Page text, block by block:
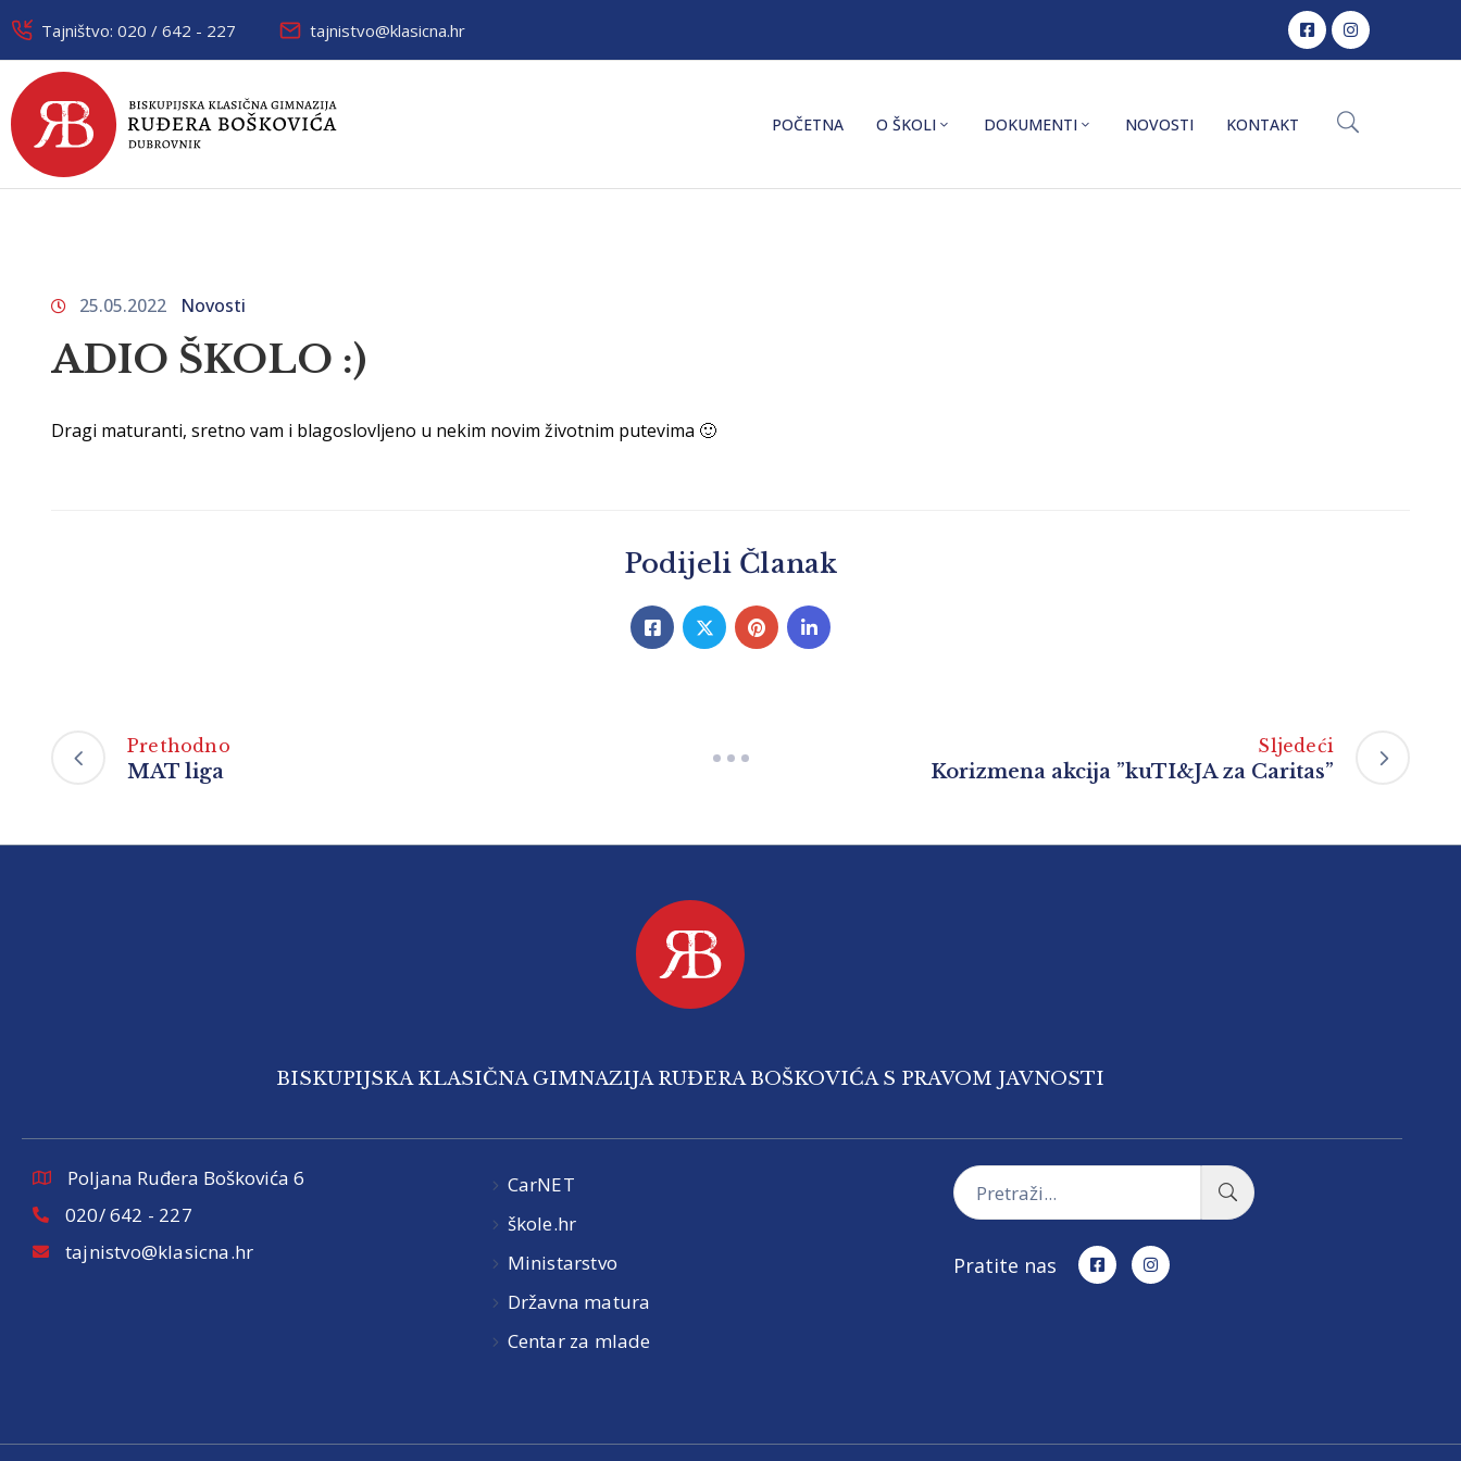
Tajništvo: 020 / 642 - 227 tajnistvo@klasicna.hr
POČETNA O ŠKOLI DOKUMENTI NOVOSTI KONTAKT
25.05.2022 Novosti
ADIO ŠKOLO :)
Dragi maturanti, sretno vam i blagoslovljeno u nekim novim životnim putevima 🙂
Podijeli Članak
Prethodno
MAT liga
Sljedeći
Korizmena akcija ”kuTI&JA za Caritas”
BISKUPIJSKA KLASIČNA GIMNAZIJA RUĐERA BOŠKOVIĆA S PRAVOM JAVNOSTI
Poljana Ruđera Boškovića 6
020/ 642 - 227
tajnistvo@klasicna.hr
CarNET
škole.hr
Ministarstvo
Državna matura
Centar za mlade
Pratite nas